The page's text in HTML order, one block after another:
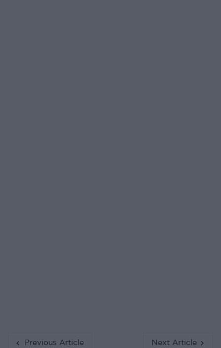
Previous Article Next Article